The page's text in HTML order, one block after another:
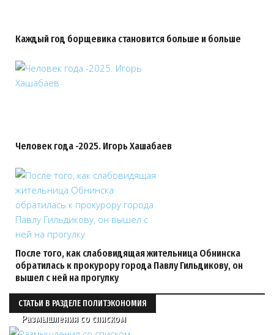
Каждый год борщевика становится больше и больше
Человек года -2025. Игорь Хашабаев
После того, как слабовидящая жительница Обнинска
обратилась к прокурору города Павлу Гильдикову, он
вышел с ней на прогулку
СТАТЬИ В РАЗДЕЛЕ ПОЛИТЭКОНОМИЯ
Размышления со списком